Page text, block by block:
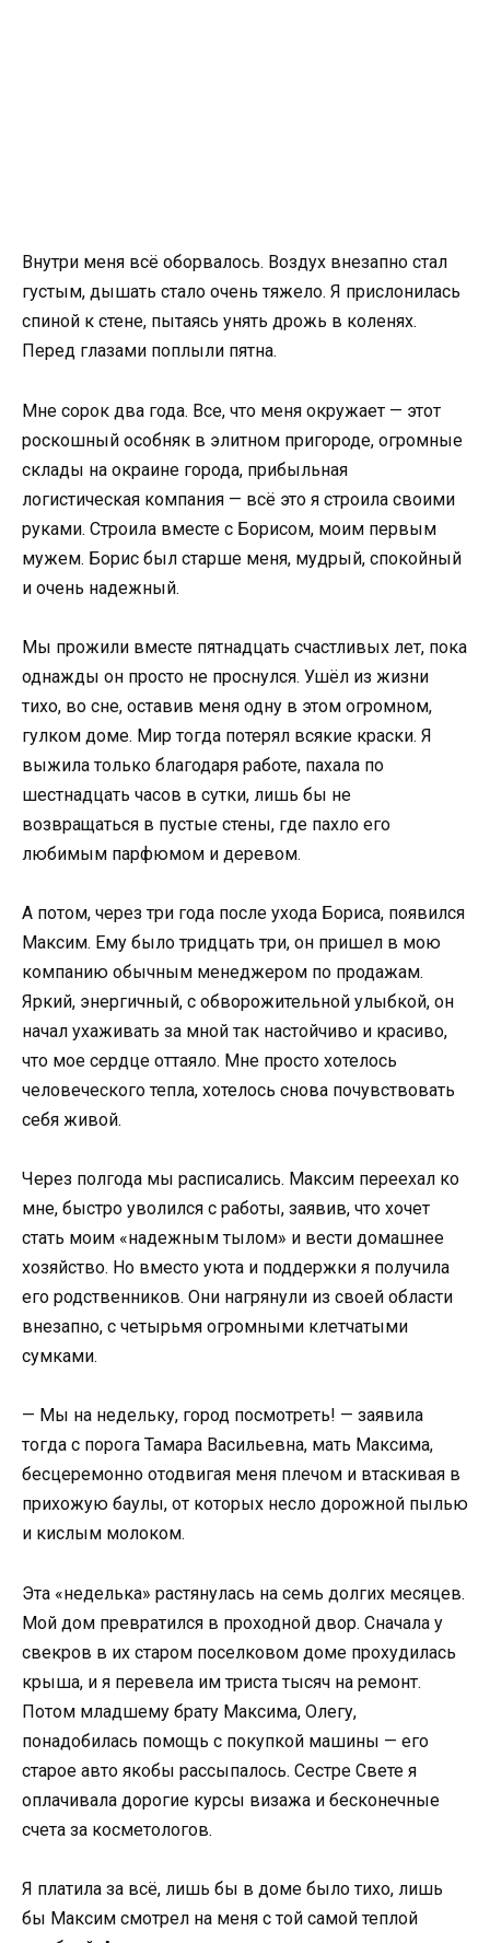
Внутри меня всё оборвалось. Воздух внезапно стал
густым, дышать стало очень тяжело. Я прислонилась
спиной к стене, пытаясь унять дрожь в коленях.
Перед глазами поплыли пятна.
Мне сорок два года. Все, что меня окружает — этот
роскошный особняк в элитном пригороде, огромные
склады на окраине города, прибыльная
логистическая компания — всё это я строила своими
руками. Строила вместе с Борисом, моим первым
мужем. Борис был старше меня, мудрый, спокойный
и очень надежный.
Мы прожили вместе пятнадцать счастливых лет, пока
однажды он просто не проснулся. Ушёл из жизни
тихо, во сне, оставив меня одну в этом огромном,
гулком доме. Мир тогда потерял всякие краски. Я
выжила только благодаря работе, пахала по
шестнадцать часов в сутки, лишь бы не
возвращаться в пустые стены, где пахло его
любимым парфюмом и деревом.
А потом, через три года после ухода Бориса, появился
Максим. Ему было тридцать три, он пришел в мою
компанию обычным менеджером по продажам.
Яркий, энергичный, с обворожительной улыбкой, он
начал ухаживать за мной так настойчиво и красиво,
что мое сердце оттаяло. Мне просто хотелось
человеческого тепла, хотелось снова почувствовать
себя живой.
Через полгода мы расписались. Максим переехал ко
мне, быстро уволился с работы, заявив, что хочет
стать моим «надежным тылом» и вести домашнее
хозяйство. Но вместо уюта и поддержки я получила
его родственников. Они нагрянули из своей области
внезапно, с четырьмя огромными клетчатыми
сумками.
— Мы на недельку, город посмотреть! — заявила
тогда с порога Тамара Васильевна, мать Максима,
бесцеремонно отодвигая меня плечом и втаскивая в
прихожую баулы, от которых несло дорожной пылью
и кислым молоком.
Эта «неделька» растянулась на семь долгих месяцев.
Мой дом превратился в проходной двор. Сначала у
свекров в их старом поселковом доме прохудилась
крыша, и я перевела им триста тысяч на ремонт.
Потом младшему брату Максима, Олегу,
понадобилась помощь с покупкой машины — его
старое авто якобы рассыпалось. Сестре Свете я
оплачивала дорогие курсы визажа и бесконечные
счета за косметологов.
Я платила за всё, лишь бы в доме было тихо, лишь
бы Максим смотрел на меня с той самой теплой